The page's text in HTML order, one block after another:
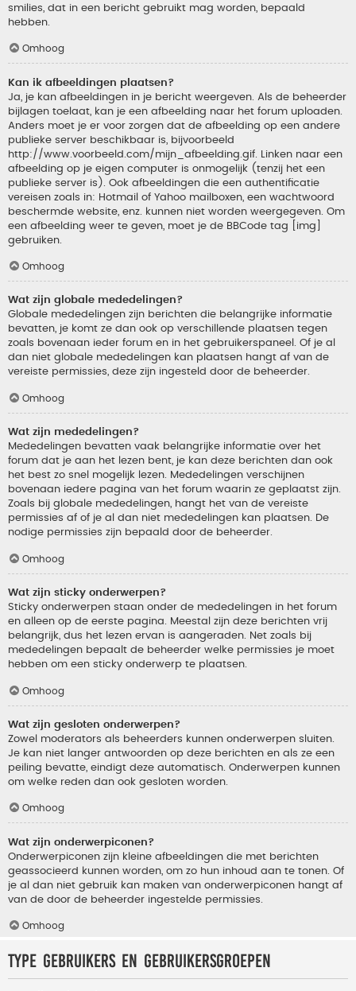
smilies, dat in een bericht gebruikt mag worden, bepaald
hebben.
Omhoog
Kan ik afbeeldingen plaatsen?
Ja, je kan afbeeldingen in je bericht weergeven. Als de beheerder
bijlagen toelaat, kan je een afbeelding naar het forum uploaden.
Anders moet je er voor zorgen dat de afbeelding op een andere
publieke server beschikbaar is, bijvoorbeeld
http://www.voorbeeld.com/mijn_afbeelding.gif. Linken naar een
afbeelding op je eigen computer is onmogelijk (tenzij het een
publieke server is). Ook afbeeldingen die een authentificatie
vereisen zoals in: Hotmail of Yahoo mailboxen, een wachtwoord
beschermde website, enz. kunnen niet worden weergegeven. Om
een afbeelding weer te geven, moet je de BBCode tag [img]
gebruiken.
Omhoog
Wat zijn globale mededelingen?
Globale mededelingen zijn berichten die belangrijke informatie
bevatten, je komt ze dan ook op verschillende plaatsen tegen
zoals bovenaan ieder forum en in het gebruikerspaneel. Of je al
dan niet globale mededelingen kan plaatsen hangt af van de
vereiste permissies, deze zijn ingesteld door de beheerder.
Omhoog
Wat zijn mededelingen?
Mededelingen bevatten vaak belangrijke informatie over het
forum dat je aan het lezen bent, je kan deze berichten dan ook
het best zo snel mogelijk lezen. Mededelingen verschijnen
bovenaan iedere pagina van het forum waarin ze geplaatst zijn.
Zoals bij globale mededelingen, hangt het van de vereiste
permissies af of je al dan niet mededelingen kan plaatsen. De
nodige permissies zijn bepaald door de beheerder.
Omhoog
Wat zijn sticky onderwerpen?
Sticky onderwerpen staan onder de mededelingen in het forum
en alleen op de eerste pagina. Meestal zijn deze berichten vrij
belangrijk, dus het lezen ervan is aangeraden. Net zoals bij
mededelingen bepaalt de beheerder welke permissies je moet
hebben om een sticky onderwerp te plaatsen.
Omhoog
Wat zijn gesloten onderwerpen?
Zowel moderators als beheerders kunnen onderwerpen sluiten.
Je kan niet langer antwoorden op deze berichten en als ze een
peiling bevatte, eindigt deze automatisch. Onderwerpen kunnen
om welke reden dan ook gesloten worden.
Omhoog
Wat zijn onderwerpiconen?
Onderwerpiconen zijn kleine afbeeldingen die met berichten
geassocieerd kunnen worden, om zo hun inhoud aan te tonen. Of
je al dan niet gebruik kan maken van onderwerpiconen hangt af
van de door de beheerder ingestelde permissies.
Omhoog
Type gebruikers en gebruikersgroepen